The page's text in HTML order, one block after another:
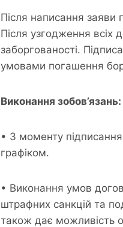
Після написання заяви
Після узгодження всіх
заборгованості.
умовами погашення
Виконання зобов’язань:
• З моменту
графіком.
• Виконання умов
штрафних санкцій та
також дає можливість